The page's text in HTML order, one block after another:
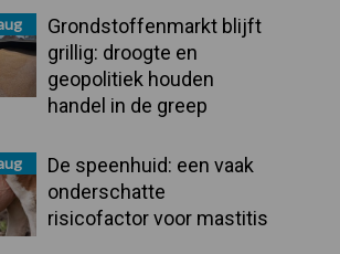
Grondstoffenmarkt blijft
grillig: droogte en
geopolitiek houden
handel in de greep
De speenhuid: een vaak
onderschatte
risicofactor voor mastitis